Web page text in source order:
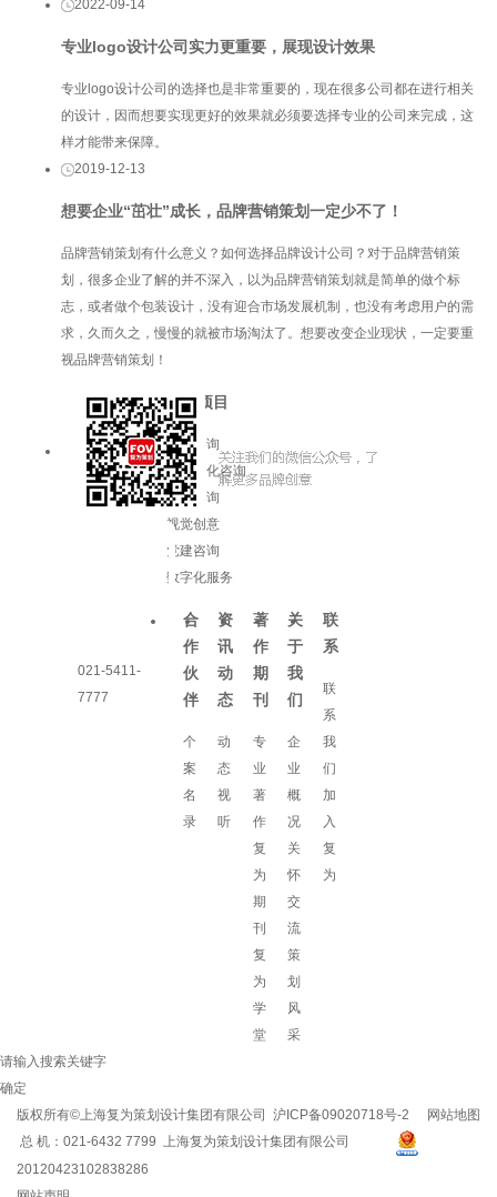
2022-09-14
专业logo设计公司实力更重要，展现设计效果
专业logo设计公司的选择也是非常重要的，现在很多公司都在进行相关
的设计，因而想要实现更好的效果就必须要选择专业的公司来完成，这
样才能带来保障。
2019-12-13
想要企业“茁壮”成长，品牌营销策划一定少不了！
品牌营销策划有什么意义？如何选择品牌设计公司？对于品牌营销策
划，很多企业了解的并不深入，以为品牌营销策划就是简单的做个标
志，或者做个包装设计，没有迎合市场发展机制，也没有考虑用户的需
求，久而久之，慢慢的就被市场淘汰了。想要改变企业现状，一定要重
视品牌营销策划！
021-5411-
7777
服务项目
品牌咨询
企业文化咨询
增长咨询
视觉创意
党建咨询
数字化服务
合
作
伙
伴
个
案
名
录
资
讯
动
态
动
态
视
听
著
作
期
刊
专
业
著
作
复
为
期
刊
复
为
学
堂
关
于
我
们
企
业
概
况
关
怀
交
流
策
划
风
采
联
系
联
系
我
们
加
入
复
为
请输入搜索关键字
确定
网站地图
版权所有©上海复为策划设计集团有限公司 沪ICP备09020718号-2
总 机：021-6432 7799 上海复为策划设计集团有限公司
20120423102838286